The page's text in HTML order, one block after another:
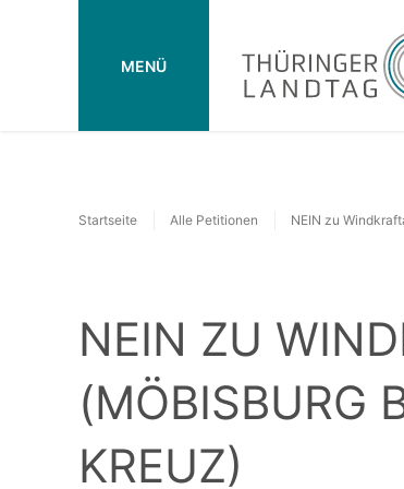
MENÜ
Startseite Alle Petitionen NEIN zu
NEIN ZU
(MÖBISBURG
KREUZ)